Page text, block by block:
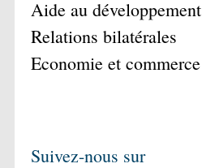
Aide au développement
Relations bilatérales
Economie et commerce
Suivez-nous sur